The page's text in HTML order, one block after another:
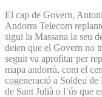
El cap de Govern,
Andorra Telecom
sigui la Massana la seu
deien que el Govern no
seguit va aprofitar per
mapa andorrà, com el
cogeneració a Soldeu
de Sant Julià o l’ús que